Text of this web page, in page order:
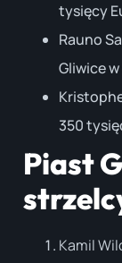
tysięcy
Rauno
Gliwice
350
Piast
Kamil